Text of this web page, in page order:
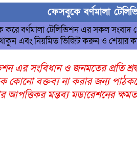
ফেসবুকে বর্ণমালা
করে বর্ণমালা টেলিভিশন এর সকল
এবং নিয়মিত ভিজিট করুন ও শেয়ার
এর সংবিধান ও জনমতের প্রতি
কোনো বক্তব্য না করার জন্য
মন্তব্য মডারেশনের